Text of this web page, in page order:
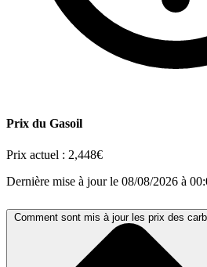
Prix du Gasoil
Prix actuel : 2,448€
Dernière mise à jour le 08/08/2026 à
Comment sont mis à jour les prix des